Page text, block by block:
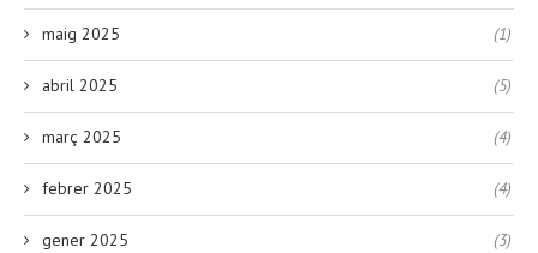
maig 2025 (1)
abril 2025 (5)
març 2025 (4)
febrer 2025 (4)
gener 2025 (3)